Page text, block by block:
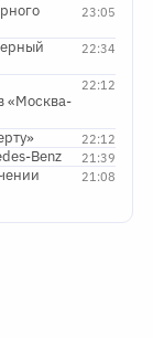
23:05
22:34
22:12
«Москва-
22:12
21:39
Benz
21:08